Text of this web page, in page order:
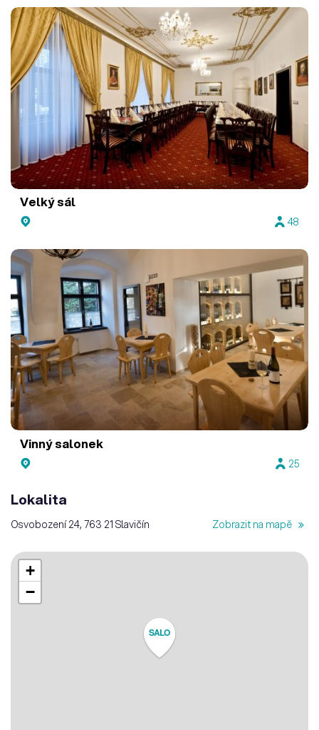
Velký sál
48
Vinný salonek
25
Lokalita
Osvobození 24, 763 21 Slavičín Zobrazit na mapě
SALO
+
−